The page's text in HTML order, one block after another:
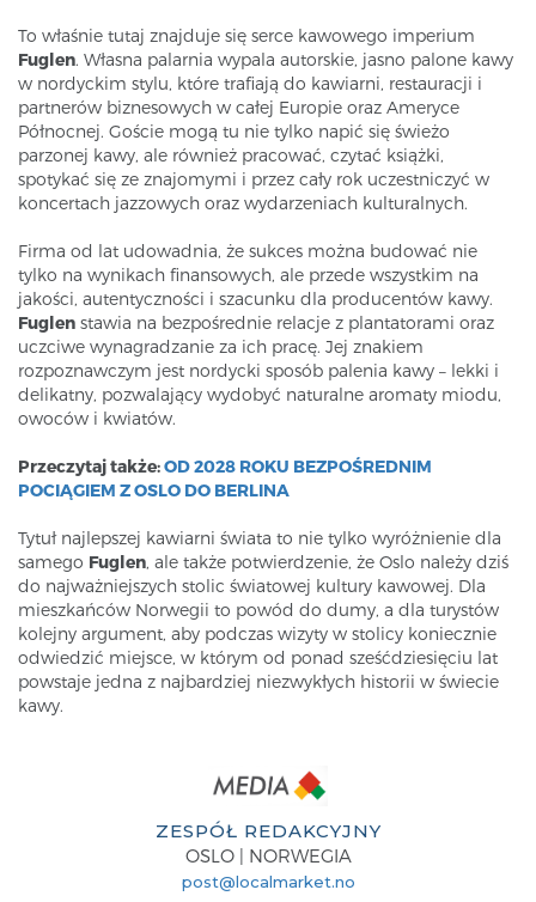
To właśnie tutaj znajduje się serce kawowego imperium
Fuglen. Własna palarnia wypala autorskie, jasno palone kawy
w nordyckim stylu, które trafiają do kawiarni, restauracji i
partnerów biznesowych w całej Europie oraz Ameryce
Północnej. Goście mogą tu nie tylko napić się świeżo
parzonej kawy, ale również pracować, czytać książki,
spotykać się ze znajomymi i przez cały rok uczestniczyć w
koncertach jazzowych oraz wydarzeniach kulturalnych.
Firma od lat udowadnia, że sukces można budować nie
tylko na wynikach finansowych, ale przede wszystkim na
jakości, autentyczności i szacunku dla producentów kawy.
Fuglen stawia na bezpośrednie relacje z plantatorami oraz
uczciwe wynagradzanie za ich pracę. Jej znakiem
rozpoznawczym jest nordycki sposób palenia kawy – lekki i
delikatny, pozwalający wydobyć naturalne aromaty miodu,
owoców i kwiatów.
Przeczytaj także:OD 2028 ROKU BEZPOŚREDNIM
POCIĄGIEM Z OSLO DO BERLINA
Tytuł najlepszej kawiarni świata to nie tylko wyróżnienie dla
samego Fuglen, ale także potwierdzenie, że Oslo należy dziś
do najważniejszych stolic światowej kultury kawowej. Dla
mieszkańców Norwegii to powód do dumy, a dla turystów
kolejny argument, aby podczas wizyty w stolicy koniecznie
odwiedzić miejsce, w którym od ponad sześćdziesięciu lat
powstaje jedna z najbardziej niezwykłych historii w świecie
kawy.
ZESPÓŁ REDAKCYJNY
OSLO | NORWEGIA
post@localmarket.no